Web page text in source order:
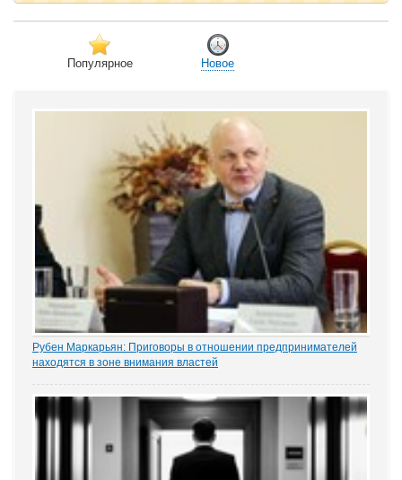
Популярное Новое
Рубен Маркарьян: Приговоры в отношении предпринимателей
находятся в зоне внимания властей
расследования «Пермский захват». Владелец сети заправок...